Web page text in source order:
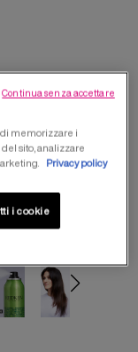
di memorizzare i
sito, analizzare
Privacy policy
i cookie
Continua senza accettare